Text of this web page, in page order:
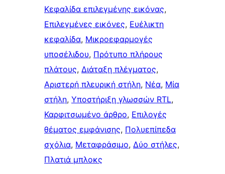
Κεφαλίδα επιλεγμένης εικόνας
Επιλεγμένες εικόνες, Ευέλικτη
κεφαλίδα, Μικροεφαρμογές
υποσέλιδου, Πρότυπο πλήρους
πλάτους, Διάταξη πλέγματος
Αριστερή πλευρική στήλη, Νέα, Μία
στήλη, Υποστήριξη γλωσσών RTL
Καρφιτσωμένo άρθρo, Επιλογές
θέματος εμφάνισης, Πολυεπίπεδα
σχόλια, Μεταφράσιμο, Δύο στήλες
Πλατιά μπλοκς